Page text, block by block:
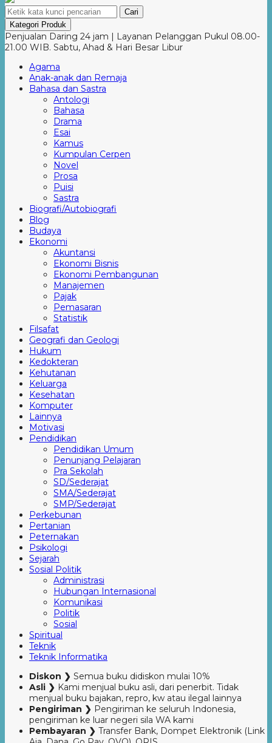
Cari
Kategori Produk
Penjualan Daring 24 jam | Layanan Pelanggan Pukul 08.00-
21.00 WIB. Sabtu, Ahad & Hari Besar Libur
Agama
Anak-anak dan Remaja
Bahasa dan Sastra
Antologi
Bahasa
Drama
Esai
Kamus
Kumpulan Cerpen
Novel
Prosa
Puisi
Sastra
Biografi/Autobiografi
Blog
Budaya
Ekonomi
Akuntansi
Ekonomi Bisnis
Ekonomi Pembangunan
Manajemen
Pajak
Pemasaran
Statistik
Filsafat
Geografi dan Geologi
Hukum
Kedokteran
Kehutanan
Keluarga
Kesehatan
Komputer
Lainnya
Motivasi
Pendidikan
Pendidikan Umum
Penunjang Pelajaran
Pra Sekolah
SD/Sederajat
SMA/Sederajat
SMP/Sederajat
Perkebunan
Pertanian
Peternakan
Psikologi
Sejarah
Sosial Politik
Administrasi
Hubungan Internasional
Komunikasi
Politik
Sosial
Spiritual
Teknik
Teknik Informatika
Diskon ❯ Semua buku didiskon mulai 10%
Asli ❯ Kami menjual buku asli, dari penerbit. Tidak
menjual buku bajakan, repro, kw atau ilegal lainnya
Pengiriman ❯ Pengiriman ke seluruh Indonesia,
pengiriman ke luar negeri sila WA kami
Pembayaran ❯ Transfer Bank, Dompet Elektronik (Link